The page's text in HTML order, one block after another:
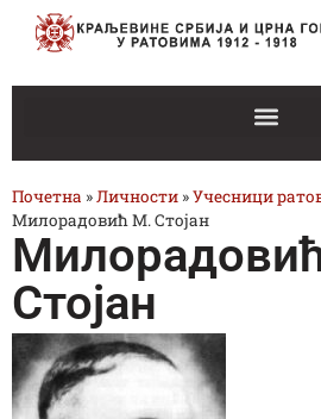
Почетна »Личности »Учесници
Милорадовић М. Стојан
Стојан